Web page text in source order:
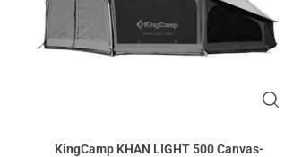
KingCamp KHAN LIGHT 500 Canvas-